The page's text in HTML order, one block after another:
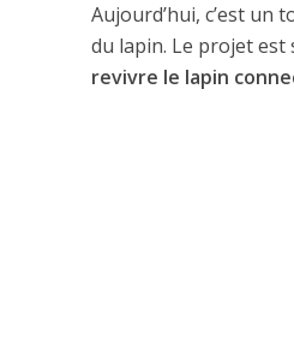
Aujourd’hui, c’est un
du lapin. Le projet est
revivre le lapin